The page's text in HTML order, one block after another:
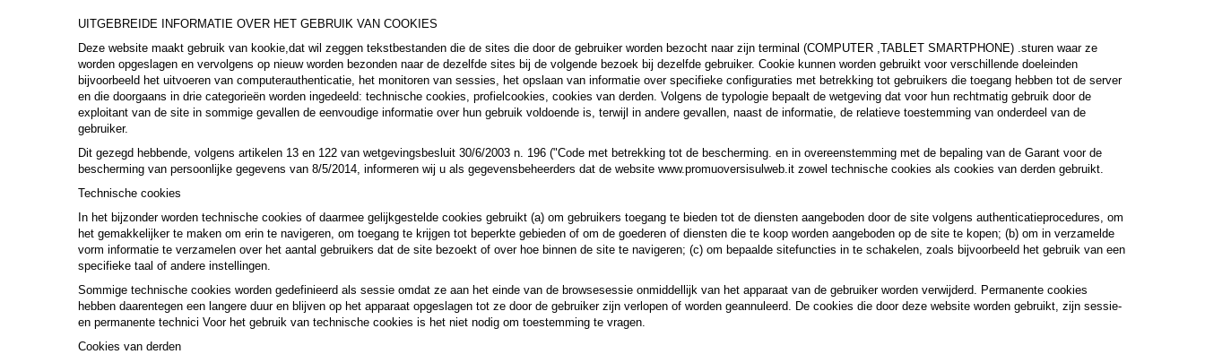
UITGEBREIDE INFORMATIE OVER HET GEBRUIK VAN COOKIES
Deze website maakt gebruik van kookie,dat wil zeggen tekstbestanden die de sites die door de gebruiker worden bezocht naar zijn terminal (COMPUTER ,TABLET SMARTPHONE) .sturen waar ze
worden opgeslagen en vervolgens op nieuw worden bezonden naar de dezelfde sites bij de volgende bezoek bij dezelfde gebruiker. Cookie kunnen worden gebruikt voor verschillende doeleinden
bijvoorbeeld het uitvoeren van computerauthenticatie, het monitoren van sessies, het opslaan van informatie over specifieke configuraties met betrekking tot gebruikers die toegang hebben tot de server
en die doorgaans in drie categorieën worden ingedeeld: technische cookies, profielcookies, cookies van derden. Volgens de typologie bepaalt de wetgeving dat voor hun rechtmatig gebruik door de
exploitant van de site in sommige gevallen de eenvoudige informatie over hun gebruik voldoende is, terwijl in andere gevallen, naast de informatie, de relatieve toestemming van onderdeel van de
gebruiker.
Dit gezegd hebbende, volgens artikelen 13 en 122 van wetgevingsbesluit 30/6/2003 n. 196 ("Code met betrekking tot de bescherming. en in overeenstemming met de bepaling van de Garant voor de
bescherming van persoonlijke gegevens van 8/5/2014, informeren wij u als gegevensbeheerders dat de website www.promuoversisulweb.it zowel technische cookies als cookies van derden gebruikt.
Technische cookies
In het bijzonder worden technische cookies of daarmee gelijkgestelde cookies gebruikt (a) om gebruikers toegang te bieden tot de diensten aangeboden door de site volgens authenticatieprocedures, om
het gemakkelijker te maken om erin te navigeren, om toegang te krijgen tot beperkte gebieden of om de goederen of diensten die te koop worden aangeboden op de site te kopen; (b) om in verzamelde
vorm informatie te verzamelen over het aantal gebruikers dat de site bezoekt of over hoe binnen de site te navigeren; (c) om bepaalde sitefuncties in te schakelen, zoals bijvoorbeeld het gebruik van een
specifieke taal of andere instellingen.
Sommige technische cookies worden gedefinieerd als sessie omdat ze aan het einde van de browsesessie onmiddellijk van het apparaat van de gebruiker worden verwijderd. Permanente cookies
hebben daarentegen een langere duur en blijven op het apparaat opgeslagen tot ze door de gebruiker zijn verlopen of worden geannuleerd. De cookies die door deze website worden gebruikt, zijn sessie-
en permanente technici Voor het gebruik van technische cookies is het niet nodig om toestemming te vragen.
Cookies van derden